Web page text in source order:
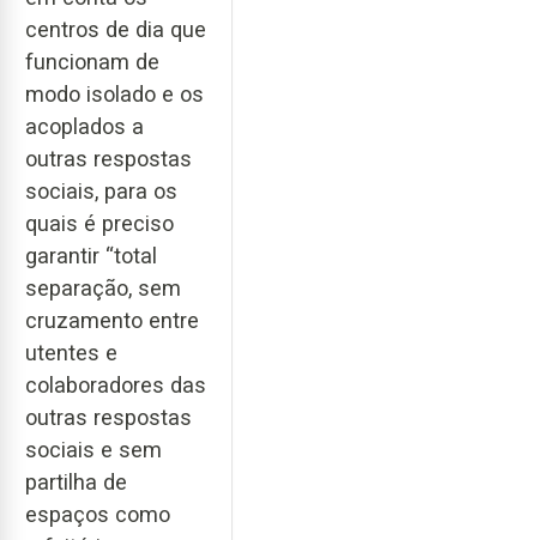
centros de dia que
funcionam de
modo isolado e os
acoplados a
outras respostas
sociais, para os
quais é preciso
garantir “total
separação, sem
cruzamento entre
utentes e
colaboradores das
outras respostas
sociais e sem
partilha de
espaços como